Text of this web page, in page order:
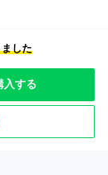
した
入する